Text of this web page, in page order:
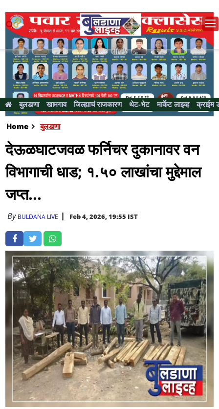
बुलडाणा खामगाव जिल्ह्याचं राजकारण थेट-भेट मार्केट लाइव्ह क्राईम
Home बुलडाणा
देऊळघाटजवळ फर्निचर दुकानावर वन
विभागाची धाड; १.५० लाखांचा मुद्देमाल
जप्त...
By BULDANA LIVE Feb 4, 2026, 19:55 IST